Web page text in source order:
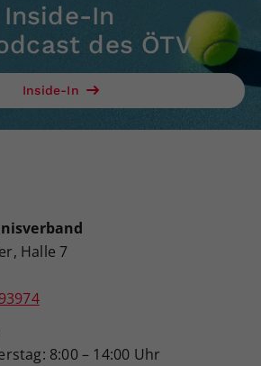
Inside-In
des ÖTV
Inside-In
Halle 7
8:00 – 14:00 Uhr